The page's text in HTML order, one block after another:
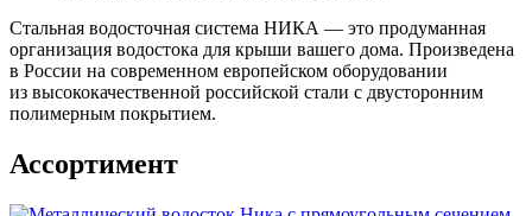
Стальная водосточная система НИКА — это продуманная
организация водостока для крыши вашего дома. Произведена
в России на современном европейском оборудовании
из высококачественной российской стали с двусторонним
полимерным покрытием.
Ассортимент